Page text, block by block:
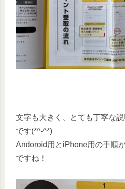
文字も大きく、とても丁寧な
です(*^-^*)
Andoroid用とiPhone用の手順
ですね！